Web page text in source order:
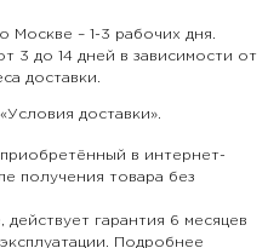
Москве – 1-3 рабочих дня.
3 до 14 дней в зависимости от
доставки.
доставки».
приобретённый в интернет-
получения товара без
гарантия 6 месяцев
Подробнее